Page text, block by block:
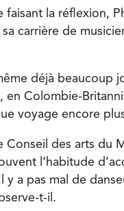
faisant la réflexion,
carrière de
déjà beaucoup
en Colombie-
voyage encore
Conseil des arts du
l’habitude
y a pas mal de
t-il.